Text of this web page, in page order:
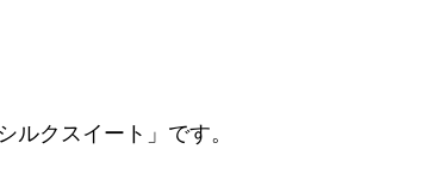
クスイート」です。